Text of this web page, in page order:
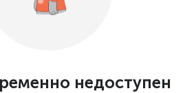
недоступен